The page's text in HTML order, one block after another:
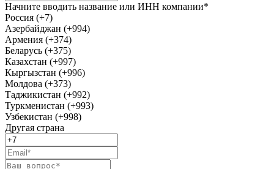
Начните вводить название или ИНН компании*
Россия (+7)
Азербайджан (+994)
Армения (+374)
Беларусь (+375)
Казахстан (+997)
Кыргызстан (+996)
Молдова (+373)
Таджикистан (+992)
Туркменистан (+993)
Узбекистан (+998)
Другая страна